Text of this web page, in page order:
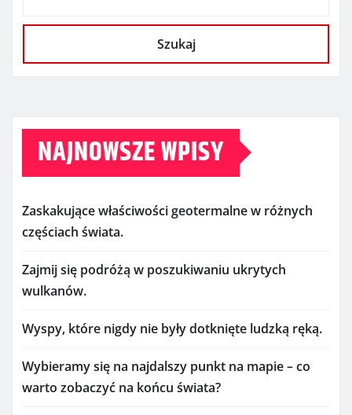
Szukaj
NAJNOWSZE WPISY
Zaskakujące właściwości geotermalne w różnych
częściach świata.
Zajmij się podróżą w poszukiwaniu ukrytych
wulkanów.
Wyspy, które nigdy nie były dotknięte ludzką ręką.
Wybieramy się na najdalszy punkt na mapie – co
warto zobaczyć na końcu świata?